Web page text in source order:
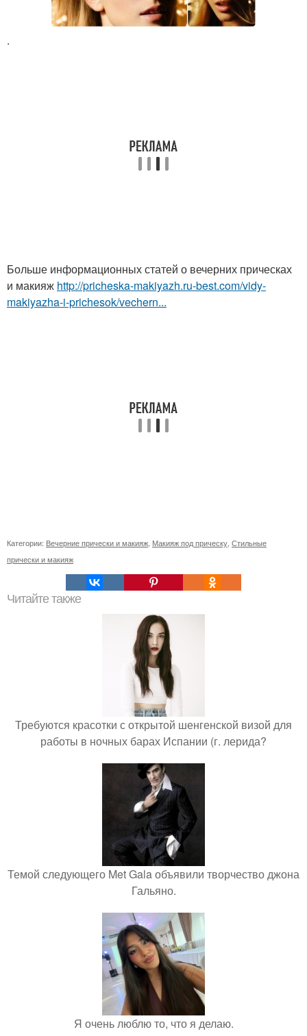
.
Больше информационных статей о вечерних прическах
и макияж http://pricheska-makiyazh.ru-best.com/vidy-
makiyazha-i-prichesok/vechern...
Категории: Вечерние прически и макияж Макияж под прическу Стильные
прически и макияж
Читайте также
Требуются красотки с открытой шенгенской визой для
работы в ночных барах Испании (г. лерида?
Темой следующего Met Gala объявили творчество джона
Гальяно.
Я очень люблю то, что я делаю.